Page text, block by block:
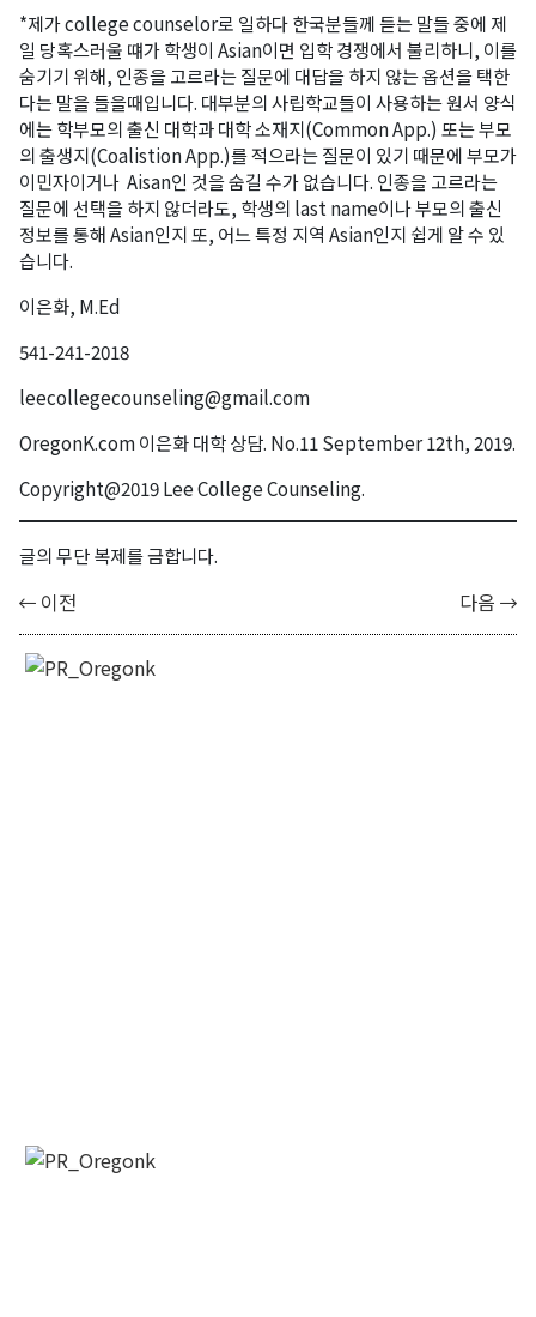
*제가 college counselor로 일하다 한국분들께 듣는 말들 중에 제
일 당혹스러울 떄가 학생이 Asian이면 입학 경쟁에서 불리하니, 이를
숨기기 위해, 인종을 고르라는 질문에 대답을 하지 않는 옵션을 택한
다는 말을 들을때입니다. 대부분의 사립학교들이 사용하는 원서 양식
에는 학부모의 출신 대학과 대학 소재지(Common App.) 또는 부모
의 출생지(Coalistion App.)를 적으라는 질문이 있기 때문에 부모가
이민자이거나 Aisan인 것을 숨길 수가 없습니다. 인종을 고르라는
질문에 선택을 하지 않더라도, 학생의 last name이나 부모의 출신
정보를 통해 Asian인지 또, 어느 특정 지역 Asian인지 쉽게 알 수 있
습니다.
이은화, M.Ed
541-241-2018
leecollegecounseling@gmail.com
OregonK.com 이은화 대학 상담. No.11 September 12th, 2019.
Copyright@2019 Lee College Counseling.
글의 무단 복제를 금합니다.
이전 다음
First Name
Last Name
By submitting this form, you are consenting to receive KCR Media Group
US, https://wowseattle.com. You can revoke your consent to receive
bottom of every email.
Privacy Policy.
오레곤K 뉴스레터 구독하기!